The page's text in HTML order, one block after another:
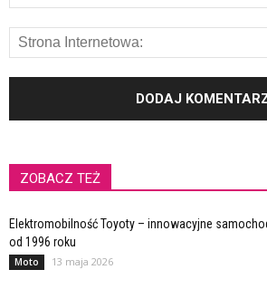
ZOBACZ TEŻ
Elektromobilność Toyoty – innowacyjne
od 1996 roku
Moto 13 maja 2026